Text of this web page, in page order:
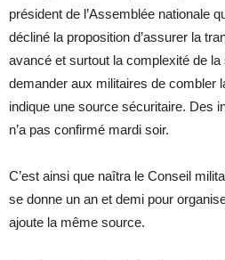
président de l’Assemblée nationale
décliné la proposition d’assurer la
avancé et surtout la complexité de
demander aux militaires de combler
indique une source sécuritaire. Des
n’a pas confirmé mardi soir.
C’est ainsi que naîtra le Conseil
se donne un an et demi pour
ajoute la même source.